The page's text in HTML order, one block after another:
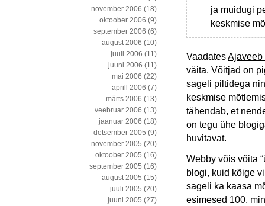
ja muidugi
keskmise
VaadatesAjaveeb
väita. Võitjad on
sageli piltidega
keskmise
tähendab, et
on tegu ühe
huvitavat.
Webby võis võita
blogi, kuid kõige
sageli ka kaasa
esimesed 100,
november 2006 (18)
oktoober 2006 (9)
september 2006 (6)
august 2006 (10)
juuli 2006 (11)
juuni 2006 (11)
mai 2006 (22)
aprill 2006 (7)
märts 2006 (13)
veebruar 2006 (13)
jaanuar 2006 (18)
detsember 2005 (9)
november 2005 (20)
oktoober 2005 (16)
september 2005 (16)
august 2005 (15)
juuli 2005 (20)
juuni 2005 (27)